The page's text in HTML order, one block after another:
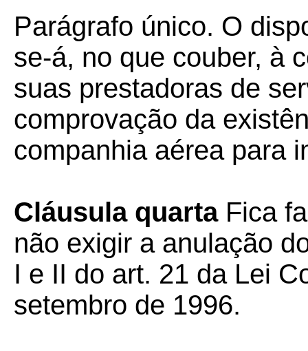
Parágrafo único. O
se-á, no que couber, à
suas prestadoras de
comprovação da
companhia aérea para
Cláusula quarta Fica
não exigir a anulação
I e II do art. 21 da Lei
setembro de 1996.